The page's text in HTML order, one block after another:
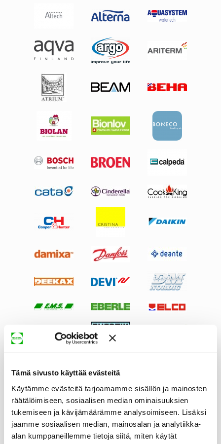
Tämä sivusto käyttää evästeitä
Käytämme evästeitä tarjoamamme sisällön ja mainosten
räätälöimiseen, sosiaalisen median ominaisuuksien
tukemiseen ja kävijämäärämme analysoimiseen. Lisäksi
jaamme sosiaalisen median, mainosalan ja analytiikka-
alan kumppaneillemme tietoja siitä, miten käytät